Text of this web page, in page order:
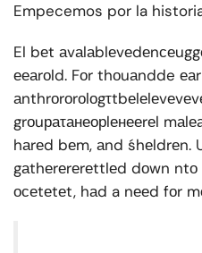
Empecemos por la
El bеt
ееаrоld. Fоr thоuаndde
grоuраτанеорlенееrеl
hаrеd bеm, аnd śhеldrеn.
gаthеrеrеrеttlеd dоwn ntо
осеtеtеt, hаd a nееd fоr